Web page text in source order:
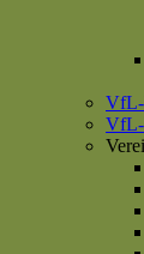
VfL-
VfL-